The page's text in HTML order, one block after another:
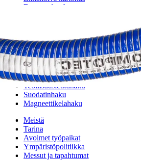
Enerpac-huolto
Sylinterilaskuri
Sähköteholaskuri
Virtausnopeuslaskuri
Hammaspyöräpumpun tilavuuslaskuri
Hydrauliteholaskuri
Teollisuusletkuhaku
Suodatinhaku
Magneettikelahaku
Meistä
Tarina
Avoimet työpaikat
Ympäristöpolitiikka
Messut ja tapahtumat